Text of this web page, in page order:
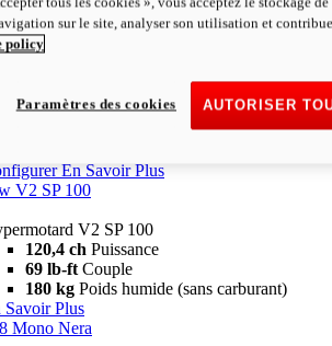
En Savoir Plus
V2 SP
69 lb-ftCouple
Poids humide (sans carburant)
En Savoir Plus
V2 SP 100
V2 SP 100
120,4 ch Puissance
69 lb-ft Couple
180 kg Poids humide (sans carburant)
Savoir Plus
Mono Nera
sur le site, analyser son utilisation et
policy
AUTORISER
Paramètres des cookies